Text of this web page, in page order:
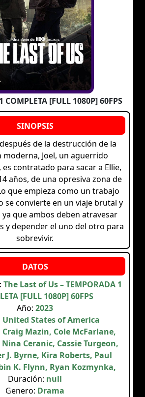
COMPLETA [FULL 1080P] 60FPS
de la destrucción de la
moderna, Joel, un aguerrido
contratado para sacar a Ellie,
años, de una opresiva zona de
que empieza como un trabajo
se convierte en un viaje brutal y
que ambos deben atravesar
y depender el uno del otro para
sobrevivir.
The Last of Us – TEMPORADA 1
[FULL 1080P] 60FPS
Año: 2023
United States of America
Craig Mazin, Cole McFarlane,
Nina Ceranic, Cassie Turgeon,
J. Byrne, Kira Roberts, Paul
K. Flynn, Ryan Kozmynka,
Duración: null
Genero: Drama